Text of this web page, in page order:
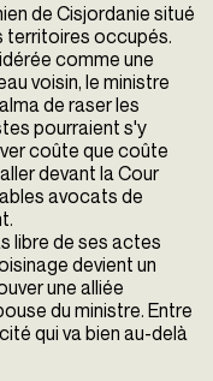
de Cisjordanie situé
territoires occupés.
comme une
voisin, le ministre
de raser les
pourraient s'y
coûte que coûte
devant la Cour
avocats de
libre de ses actes
devient un
une alliée
du ministre. Entre
qui va bien au-delà